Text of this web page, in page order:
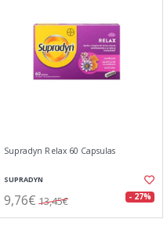
Supradyn Relax 60 Capsulas
SUPRADYN
9,76€ 13,45€ - 27%